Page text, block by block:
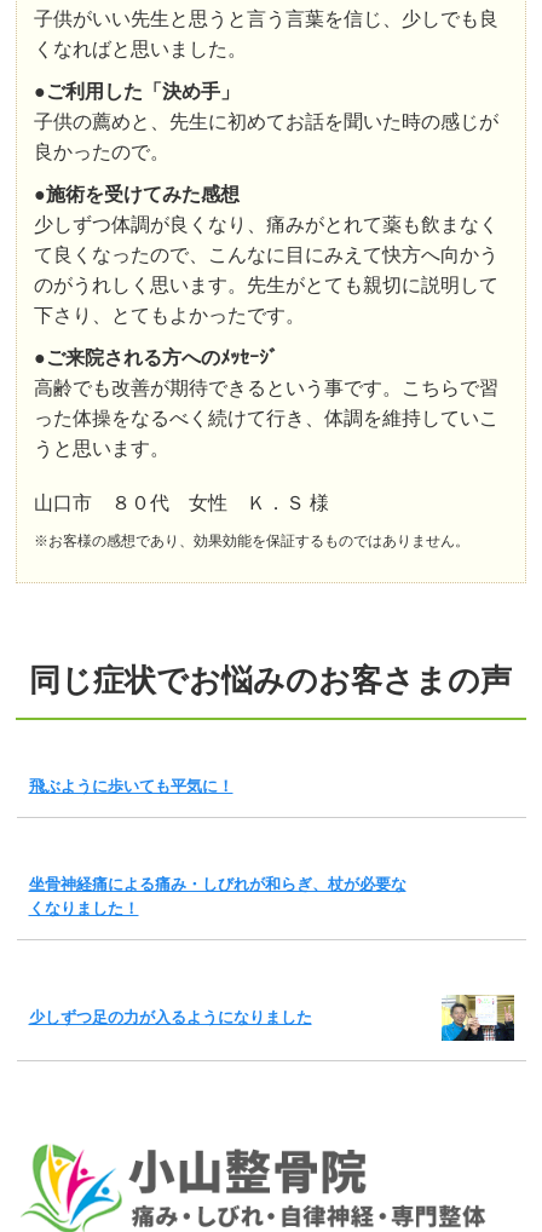
子供がいい先生と思うと言う言葉を信じ、少しでも良
くなればと思いました。
●ご利用した「決め手」
子供の薦めと、先生に初めてお話を聞いた時の感じが
良かったので。
●施術を受けてみた感想
少しずつ体調が良くなり、痛みがとれて薬も飲まなく
て良くなったので、こんなに目にみえて快方へ向かう
のがうれしく思います。先生がとても親切に説明して
下さり、とてもよかったです。
●ご来院される方へのﾒｯｾｰｼﾞ
高齢でも改善が期待できるという事です。こちらで習
った体操をなるべく続けて行き、体調を維持していこ
うと思います。
山口市 ８０代 女性 Ｋ．Ｓ 様
※お客様の感想であり、効果効能を保証するものではありません。
同じ症状でお悩みのお客さまの声
飛ぶように歩いても平気に！
坐骨神経痛による痛み・しびれが和らぎ、杖が必要な
くなりました！
少しずつ足の力が入るようになりました